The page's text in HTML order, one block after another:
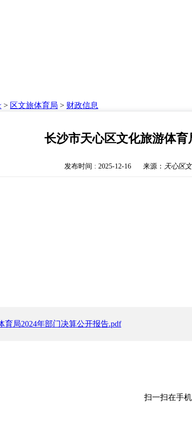
> 区文旅体育局 > 财政信息
长沙市天心区文化旅游体
发布时间 : 2025-12-16 来源： 天心区
长沙市天心区
2025年
育局2024年部门决算公开报告.pdf
扫一扫在手